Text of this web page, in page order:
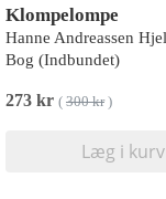
Klompelompe
Bog (Indbundet)
273 kr ( 300 kr)
Læg i kurv